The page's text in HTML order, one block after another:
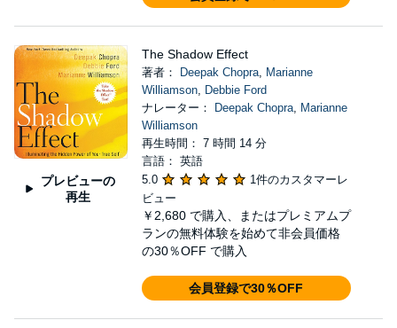
プレビューの
再生
The Shadow Effect
著者： Deepak Chopra,
Marianne
Williamson,
Debbie Ford
ナレーター：
Deepak Chopra,
Marianne
Williamson
再生時間： 7 時間 14 分
言語： 英語
5.0
1件のカスタマーレ
ビュー
￥2,680 で購入、またはプレミアムプ
ランの無料体験を始めて非会員価格
の30％OFF で購入
会員登録で30％OFF